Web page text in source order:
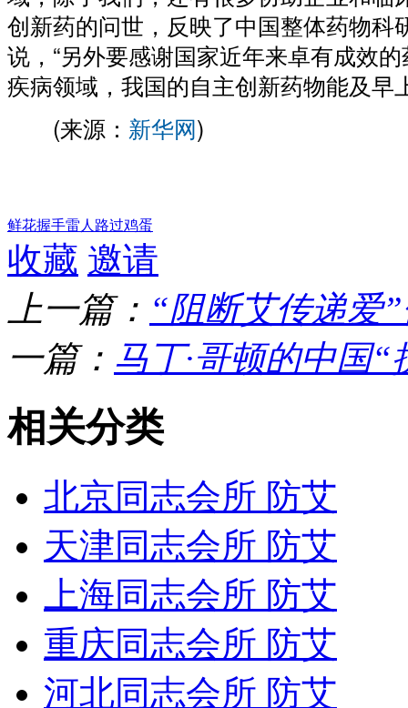
创新药的问世，反映了中国整体药物科
说，“另外要感谢国家近年来卓有成效
疾病领域，我国的自主创新药物能及早
(来源： 新华网)
鲜花握手雷人 路过鸡蛋
收藏 邀请
上一篇： “阻断艾传递爱
一篇： 马丁·哥顿的中国“
相关分类
北京同志会所 防艾
天津同志会所 防艾
上海同志会所 防艾
重庆同志会所 防艾
河北同志会所 防艾